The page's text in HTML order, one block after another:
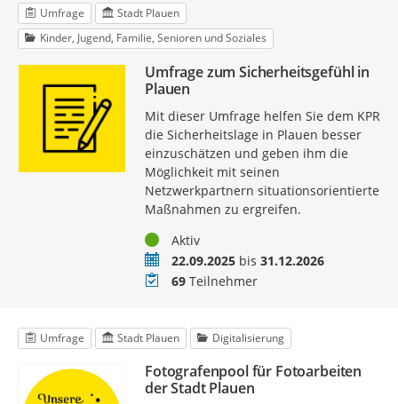
Umfrage
Stadt Plauen
Kinder, Jugend, Familie, Senioren und Soziales
Umfrage zum Sicherheitsgefühl in
Plauen
Mit dieser Umfrage helfen Sie dem KPR
die Sicherheitslage in Plauen besser
einzuschätzen und geben ihm die
Möglichkeit mit seinen
Netzwerkpartnern situationsorientierte
Maßnahmen zu ergreifen.
StatusAktiv
Zeitraum22.09.2025bis 31.12.2026
Teilnehmer
69Teilnehmer
Umfrage Stadt Plauen Digitalisierung
Fotografenpool für Fotoarbeiten
der Stadt Plauen